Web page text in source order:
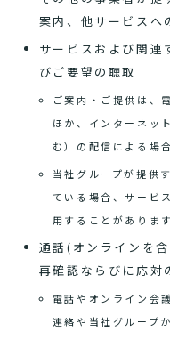
案内、他サービスへ
サービスおよび関連
びご要望の聴取
ご案内・ご提供は、
ほか、インターネッ
む）の配信による場
当社グループが提供
ている場合、サービ
用することがあります
通話(オンラインを
再確認ならびに応対
電話やオンライン会
連絡や当社グループ